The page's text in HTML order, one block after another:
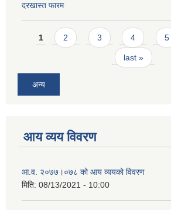
दरखास्त फारम
Pages
1 2 3 4 5
last »
अन्य
आय व्यय विवरण
आ.व. २०७७।०७८ को आय व्ययको विवरण
मिति: 08/13/2021 - 10:00